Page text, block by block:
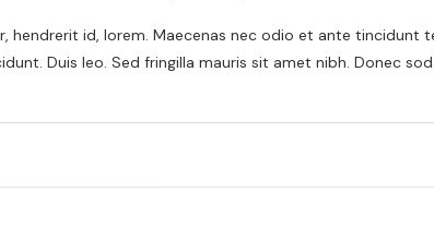
hendrerit id, lorem. Maecenas nec odio et ante tincidunt
Duis leo. Sed fringilla mauris sit amet nibh. Donec